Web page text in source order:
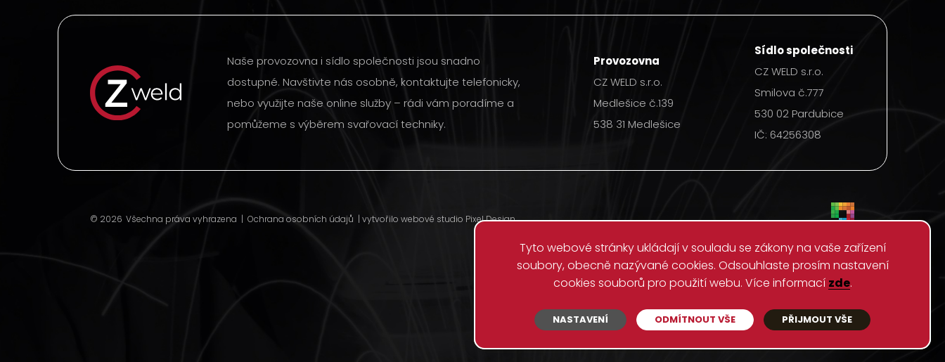
Naše provozovna i sídlo společnosti jsou snadno
dostupné. Navštivte nás osobně, kontaktujte telefonicky,
nebo využijte naše online služby – rádi vám poradíme a
pomůžeme s výběrem svařovací techniky.
Provozovna
CZ WELD s.r.o.
Medlešice č.139
538 31 Medlešice
Sídlo společnosti
CZ WELD s.r.o.
Smilova č.777
530 02 Pardubice
IČ: 64256308
© 2026 Všechna práva vyhrazena | Ochrana osobních údajů | vytvořilo webové studio Pixel Design
Využíváme soubory cookies
Žádná další data o uživatelích tento web neshromažďuje.
Tyto webové stránky ukládají v souladu se zákony na vaše zařízení
soubory, obecně nazývané cookies. Odsouhlaste prosím nastavení
cookies souborů pro použití webu. Více informací zde.
NASTAVENÍ ODMÍTNOUT VŠE PŘIJMOUT VŠE